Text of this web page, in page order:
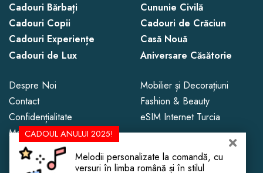
Cadouri Bărbați
Cadouri Copii
Cadouri Experiențe
Cadouri de Lux
Cununie Civilă
Cadouri de Crăciun
Casă Nouă
Aniversare Căsătorie
Despre Noi
Contact
Confidențialitate
Magazine de Cadouri
Mobilier și Decorațiuni
Fashion & Beauty
eSIM Internet Turcia
Copyright © 2013 - 2026 CadoLand.
CADOUL ANULUI 2025!
Melodii personalizate la comandă, cu
versuri în limba română și în stilul